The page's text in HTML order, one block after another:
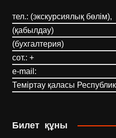
тел.: (экскурсиялық бөлім),
(қабылдау)
(бухгалтерия)
сот.: +
e-mail:
Теміртау қаласы
Билет құны